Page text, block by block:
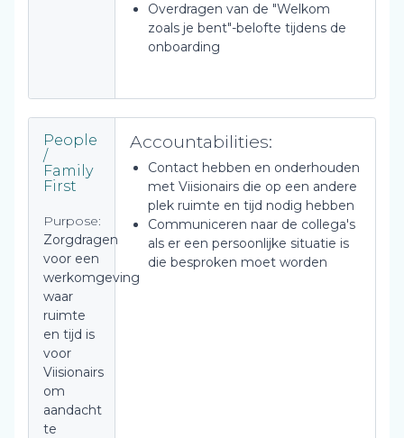
Overdragen van de "Welkom
zoals je bent"-belofte tijdens de
onboarding
People
/
Family
First
Purpose:
Zorgdragen
voor een
werkomgeving
waar
ruimte
en tijd is
voor
Viisionairs
om
aandacht
te
Accountabilities:
Contact hebben en onderhouden
met Viisionairs die op een andere
plek ruimte en tijd nodig hebben
Communiceren naar de collega's
als er een persoonlijke situatie is
die besproken moet worden